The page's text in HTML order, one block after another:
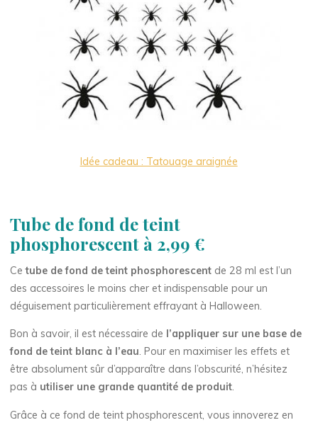
Idée cadeau : Tatouage araignée
Tube de fond de teint
phosphorescent à 2,99 €
Cetube de fond de teint phosphorescent de 28 ml est l’un
des accessoires le moins cher et indispensable pour un
déguisement particulièrement effrayant à Halloween.
Bon à savoir, il est nécessaire de l’appliquer sur une base de
fond de teint blanc à l’eau. Pour en maximiser les effets et
être absolument sûr d’apparaître dans l’obscurité, n’hésitez
pas à utiliser une grande quantité de produit.
Grâce à ce fond de teint phosphorescent, vous innoverez en